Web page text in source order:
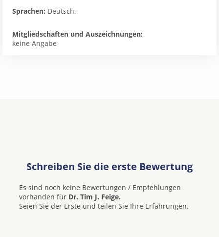
Sprachen: Deutsch,
Mitgliedschaften und Auszeichnungen:
keine Angabe
Schreiben Sie die erste Bewertung
Es sind noch keine Bewertungen / Empfehlungen
vorhanden für Dr. Tim J. Feige.
Seien Sie der Erste und teilen Sie Ihre Erfahrungen.